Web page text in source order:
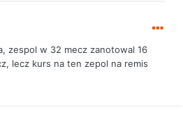
zespol w 32 mecz zanotowal 16
lecz kurs na ten zepol na remis